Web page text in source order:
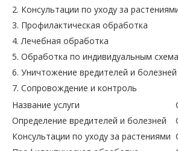
Консультации по уходу за
Профилактическая обработка
Лечебная обработка
Обработка по индивидуальным
Уничтожение вредителей и болезней
Сопровождение и контроль
Название услуги
Определение вредителей и болезней
Консультации по уходу за растениями